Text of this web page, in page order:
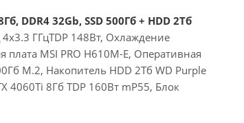
DDR4 32Gb, SSD 500Гб + HDD 2Тб
ГГцTDP 148Вт, Охлаждение
плата MSI PRO H610M-E, Оперативная
M.2, Накопитель HDD 2Тб WD Purple
4060Ti 8Гб TDP 160Вт mP55, Блок